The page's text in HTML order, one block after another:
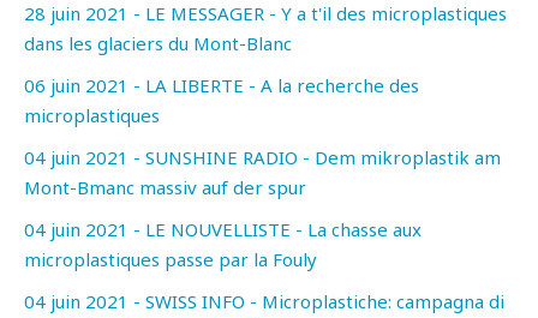
28 juin 2021 - LE MESSAGER - Y a t'il des microplastiques
dans les glaciers du Mont-Blanc
06 juin 2021 - LA LIBERTE - A la recherche des
microplastiques
04 juin 2021 - SUNSHINE RADIO - Dem mikroplastik am
Mont-Bmanc massiv auf der spur
04 juin 2021 - LE NOUVELLISTE - La chasse aux
microplastiques passe par la Fouly
04 juin 2021 - SWISS INFO - Microplastiche: campagna di